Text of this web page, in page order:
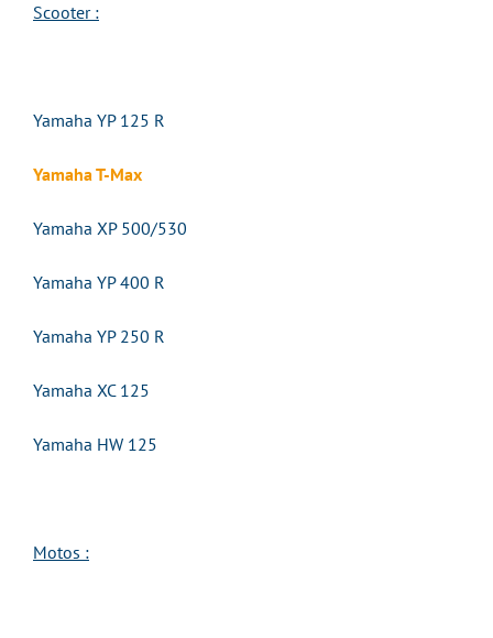
Scooter :
Yamaha YP 125 R
Yamaha T-Max
Yamaha XP 500/530
Yamaha YP 400 R
Yamaha YP 250 R
Yamaha XC 125
Yamaha HW 125
Motos :